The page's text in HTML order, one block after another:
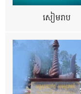
សៀមរាប